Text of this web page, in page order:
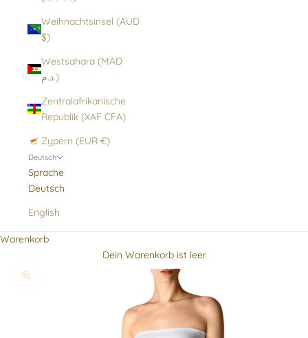
Weihnachtsinsel (AUD
$)
Westsahara (MAD
د.م.)
Zentralafrikanische
Republik (XAF CFA)
Zypern (EUR €)
Deutsch
Sprache
Deutsch
English
Warenkorb
Dein Warenkorb ist leer
Bild vergrößern